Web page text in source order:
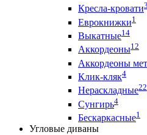
Кресла-кровати
Еврокнижки1
Выкатные14
Аккордеоны12
Аккордеоны
Клик-кляк4
Нераскладные22
Сунгирь4
Бескаркасные1
Угловые диваны